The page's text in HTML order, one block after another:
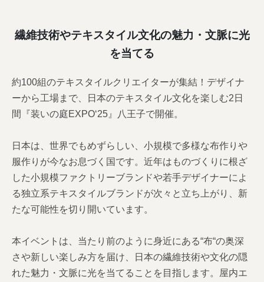
繊維技術やテキスタイル文化の魅力・文脈に光
を当てる
約100組のテキスタイルクリエイターが集結！デザイナ
ーから工場まで、日本のテキスタイル文化を楽しむ2日
間『装いの庭EXPO‘25』八王子で開催。
日本は、世界でもめずらしい、小規模で多様な布作りや
服作りが今なお息づく国です。近年はものづくりに根ざ
した小規模ファクトリーブランドや若手デザイナーによ
る独立系テキスタイルブランドが次々と立ち上がり、新
たな可能性を切り開いています。
本イベントは、当たり前のように身近にある“布“の奥深
さや新しい楽しみ方を届け、日本の繊維技術や文化の隠
れた魅力・文脈に光を当てることを目指します。屋内エ